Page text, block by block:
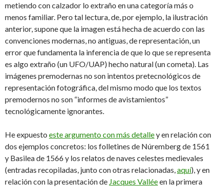
metiendo con calzador lo extraño en una categoría más o
menos familiar. Pero tal lectura, de, por ejemplo, la ilustración
anterior, supone que la imagen está hecha de acuerdo con las
convenciones modernas, no antiguas, de representación, un
error que fundamenta la inferencia de que lo que se representa
es algo extraño (un UFO/UAP) hecho natural (un cometa). Las
imágenes premodernas no son intentos pretecnológicos de
representación fotográfica, del mismo modo que los textos
premodernos no son “informes de avistamientos”
tecnológicamente ignorantes.
He expuesto este argumento con más detalley en relación con
dos ejemplos concretos: los folletines de Núremberg de 1561
y Basilea de 1566 y los relatos de naves celestes medievales
(entradas recopiladas, junto con otras relacionadas,aquí), y en
relación con la presentación de Jacques Valléeen la primera